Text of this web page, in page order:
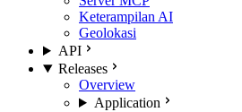
Keterampilan AI
Geolokasi
API
Releases
Overview
Application